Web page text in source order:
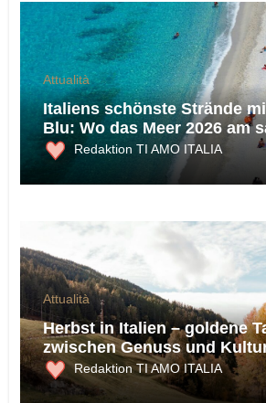
Attualità
Italiens schönste Strände
Blu: Wo das Meer 2026 am
ist
Redaktion TI AMO ITALIA
Attualità
Herbst in Italien – goldene
zwischen Genuss und
Redaktion TI AMO ITALIA